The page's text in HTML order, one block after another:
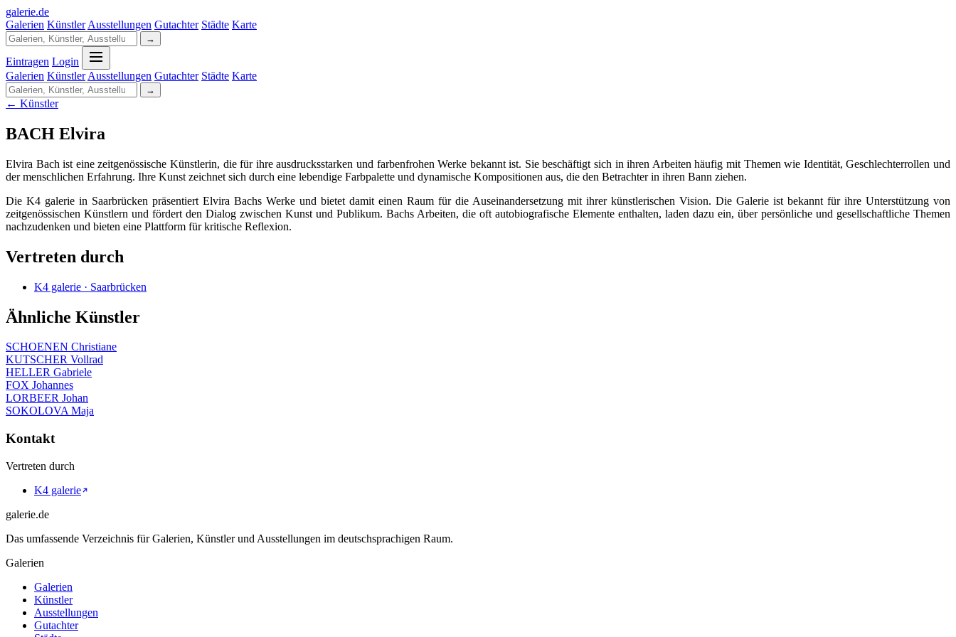
galerie.de
Galerien Künstler Ausstellungen Gutachter Städte Karte
→
Eintragen Login
Galerien Künstler Ausstellungen Gutachter Städte Karte
→
← Künstler
BACH Elvira
Elvira Bach ist eine zeitgenössische Künstlerin, die für ihre ausdrucksstarken und farbenfrohen Werke bekannt ist. Sie beschäftigt sich in ihren Arbeiten häufig mit Themen wie Identität, Geschlechterrollen und
der menschlichen Erfahrung. Ihre Kunst zeichnet sich durch eine lebendige Farbpalette und dynamische Kompositionen aus, die den Betrachter in ihren Bann ziehen.
Die K4 galerie in Saarbrücken präsentiert Elvira Bachs Werke und bietet damit einen Raum für die Auseinandersetzung mit ihrer künstlerischen Vision. Die Galerie ist bekannt für ihre Unterstützung von
zeitgenössischen Künstlern und fördert den Dialog zwischen Kunst und Publikum. Bachs Arbeiten, die oft autobiografische Elemente enthalten, laden dazu ein, über persönliche und gesellschaftliche Themen
nachzudenken und bieten eine Plattform für kritische Reflexion.
Vertreten durch
K4 galerie · Saarbrücken
Ähnliche Künstler
SCHOENEN Christiane
KUTSCHER Vollrad
HELLER Gabriele
FOX Johannes
LORBEER Johan
SOKOLOVA Maja
Kontakt
Vertreten durch
K4 galerie
galerie.de
Das umfassende Verzeichnis für Galerien, Künstler und Ausstellungen im deutschsprachigen Raum.
Galerien
Galerien
Künstler
Ausstellungen
Gutachter